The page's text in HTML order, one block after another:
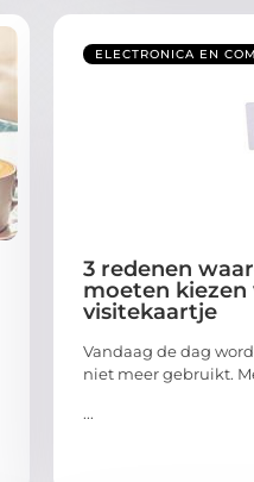
ELECTRONICA EN
3 redenen
moeten
visitekaartje
Vandaag de dag
niet meer gebruikt.
...